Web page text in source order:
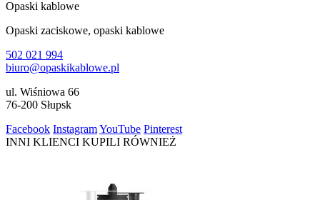
Opaski kablowe
Opaski zaciskowe, opaski kablowe
502 021 994
biuro@opaskikablowe.pl
ul. Wiśniowa 66
76-200 Słupsk
Facebook InstagramYouTube Pinterest
INNI KLIENCI KUPILI RÓWNIEŻ